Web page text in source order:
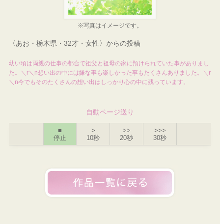
※写真はイメージです。
〈あお・栃木県・32才・女性〉からの投稿
幼い頃は両親の仕事の都合で祖父と祖母の家に預けられていた事がありまし
た。＼r＼n想い出の中には嫌な事も楽しかった事もたくさんありました。＼r
＼n今でもそのたくさんの想い出はしっかり心の中に残っています。
自動ページ送り
■
停止
>
10秒
>>
20秒
>>>
30秒